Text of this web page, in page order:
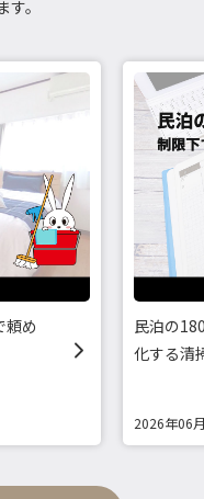
。
頼め
民泊の
化する清
2026年06